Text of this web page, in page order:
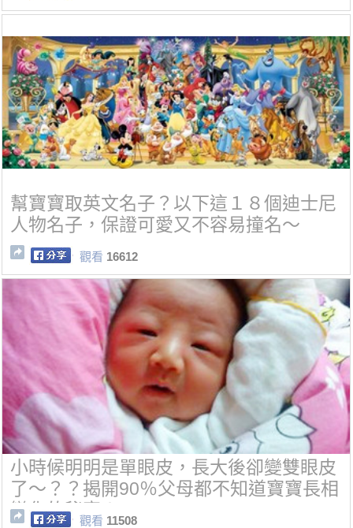
幫寶寶取英文名子？以下這１８個迪士尼
人物名子，保證可愛又不容易撞名～
觀看 16612
小時候明明是單眼皮，長大後卻變雙眼皮
了～？？揭開90％父母都不知道寶寶長相
變化的秘密！
觀看 11508